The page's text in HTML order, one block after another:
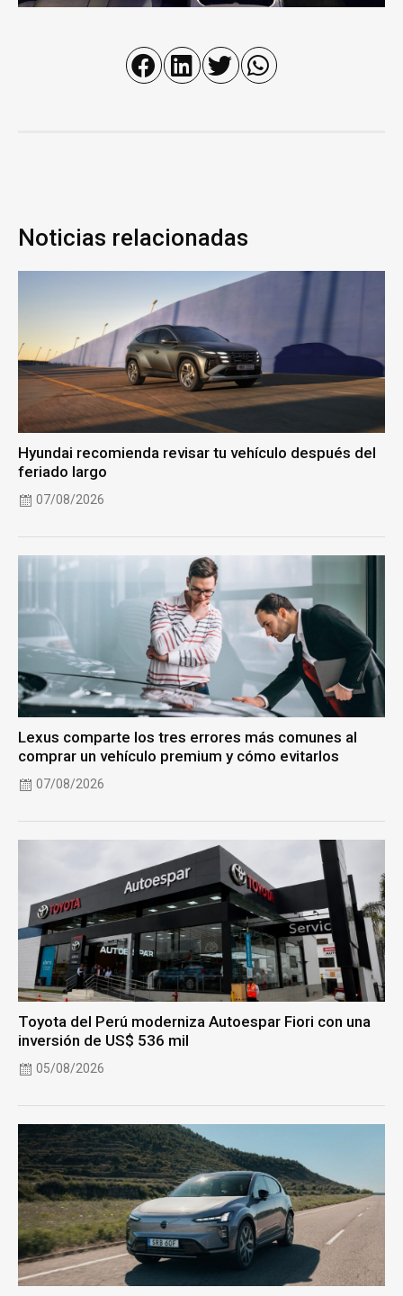
Noticias relacionadas
Hyundai recomienda revisar tu vehículo después del
feriado largo
07/08/2026
Lexus comparte los tres errores más comunes al
comprar un vehículo premium y cómo evitarlos
07/08/2026
Toyota del Perú moderniza Autoespar Fiori con una
inversión de US$ 536 mil
05/08/2026